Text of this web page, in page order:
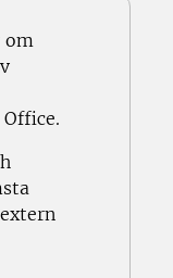
om